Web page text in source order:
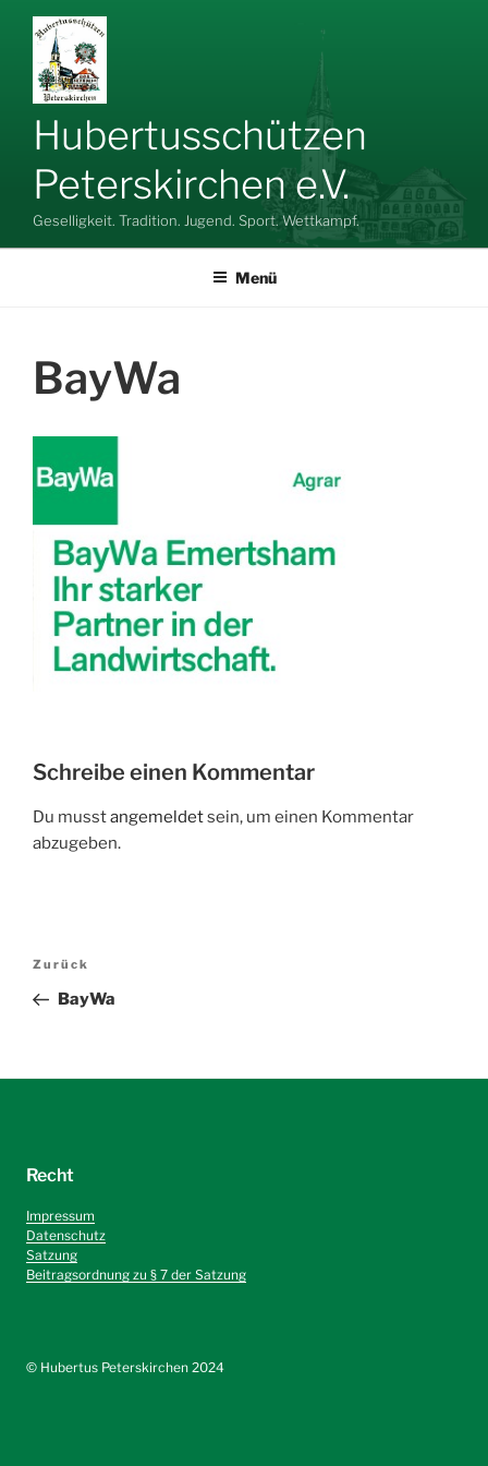
Zum
Inhalt
springen
Hubertusschützen
Peterskirchen e.V.
Geselligkeit. Tradition. Jugend. Sport. Wettkampf.
Menü
BayWa
Schreibe einen Kommentar
Du musstangemeldetsein, um einen Kommentar
abzugeben.
Vorheriger
Beitrag
Zurück
BayWa
Recht
Impressum
Datenschutz
Satzung
Beitragsordnung zu § 7 der Satzung
©️ Hubertus Peterskirchen 2024